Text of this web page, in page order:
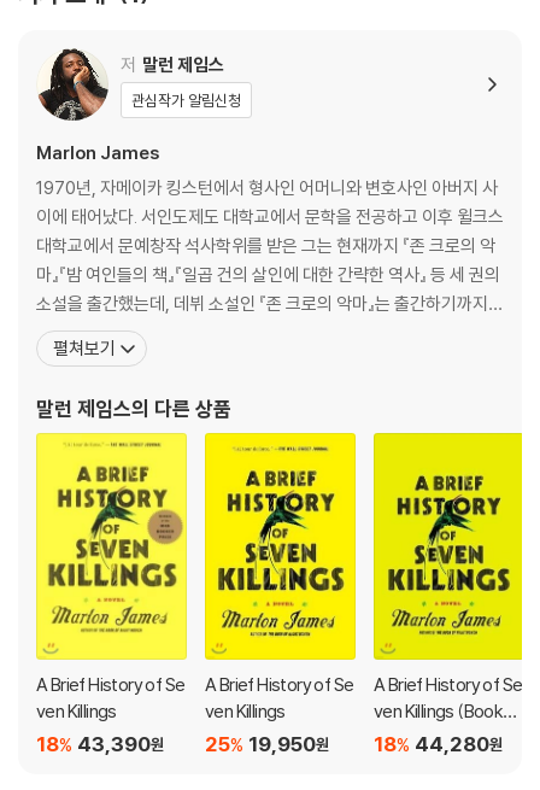
『일곱 건의 살인에 대한 간략한 역사』는 총 5부로 구성되어 있다. 1976년
12월 2일, 사건이 있기 하루 전의 일이 소개되는 1부, ‘밥 말리 살해 기도’사
경으로 한 3부, 9년 후인 4부, 5부에선 15년 후인 1991년을 사는 인물들
을 담았다. 인물들은 ‘사건 발생’의 과거에도, 현재에도, 미래에도 살고 있
다. 그건 우리의 삶이 굴러가는 방식이고 존재하는 방식이며 있는 그대로
의 모습이다.
On December 3, 1976, just before the Jamaican general electi
on and two days before Bob Marley was to play the Smile Jam
aica Concert, gunmen stormed his house, machine guns blazin
his manager, and injured several others. Marley would go on to
perform at the free concert on December 5, but he left the co
untry the next day, not to return for two years.Deftly spanning
decades and continents and peopled with a wide range of cha
racters assassins, journalists, drug dealers, and even ghosts
"A Brief History of Seven Killings" is the fictional exploration of
that dangerous and unstable time and its bloody aftermath, fr
om the streets and slums of Kingston in the 1970s, to the crac
k wars in 1980s New York, to a radically altered Jamaica in the
1990s. Brilliantly inventive and stunningly ambitious, this novel
is a revealing modern epic that will secure Marlon James place
among the great literary talents of his generation.
저 말런 제임스
관심작가 알림신청
Marlon James
1970년, 자메이카 킹스턴에서 형사인 어머니와 변호사인 아버지 사
이에 태어났다. 서인도제도 대학교에서 문학을 전공하고 이후 윌크스
대학교에서 문예창작 석사학위를 받은 그는 현재까지 『존 크로의 악
마』『밤 여인들의 책』『일곱 건의 살인에 대한 간략한 역사』 등 세 권의
소설을 출간했는데, 데뷔 소설인 『존 크로의 악마』는 출간하기까지
출판사에서 78번 거절당했다. (『해리포터』가 출판사에서 거절당한
횟수(12번)의 6배를 웃도는 수치다.) 말런 제임스는 사람들이 읽고
없애버린 적도 있었다 한다. 당시 글쓰기를
펼쳐보기
말런 제임스의 다른 상품
A Brief History of Se
ven Killings
43,390원
18%
A Brief History of Se
ven Killings
19,950원
25%
A Brief History of Se
ven Killings (Booker
Prize Winner)
44,280원
18%